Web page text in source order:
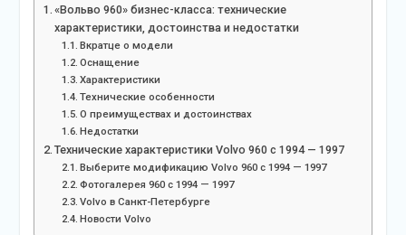
«Вольво 960» бизнес-класса: технические
характеристики, достоинства и недостатки
Вкратце о модели
Оснащение
Характеристики
Технические особенности
О преимуществах и достоинствах
Недостатки
Технические характеристики Volvo 960 с 1994 — 1997
Выберите модификацию Volvo 960 с 1994 — 1997
Фотогалерея 960 с 1994 — 1997
Volvo в Санкт-Петербурге
Новости Volvo